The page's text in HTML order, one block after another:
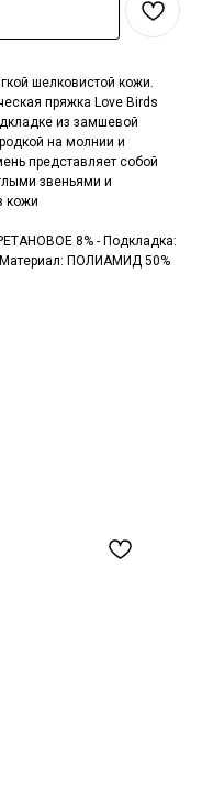
шелковистой кожи.
пряжка Love Birds
из замшевой
на молнии и
представляет собой
звеньями и
кожи
8% - Подкладка:
ПОЛИАМИД 50%